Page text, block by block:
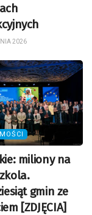
2026
miliony na
gmin ze
[ZDJĘCIA]